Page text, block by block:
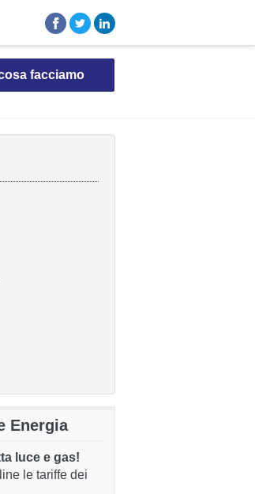
facciamo
Energia
luce e gas!
le tariffe dei